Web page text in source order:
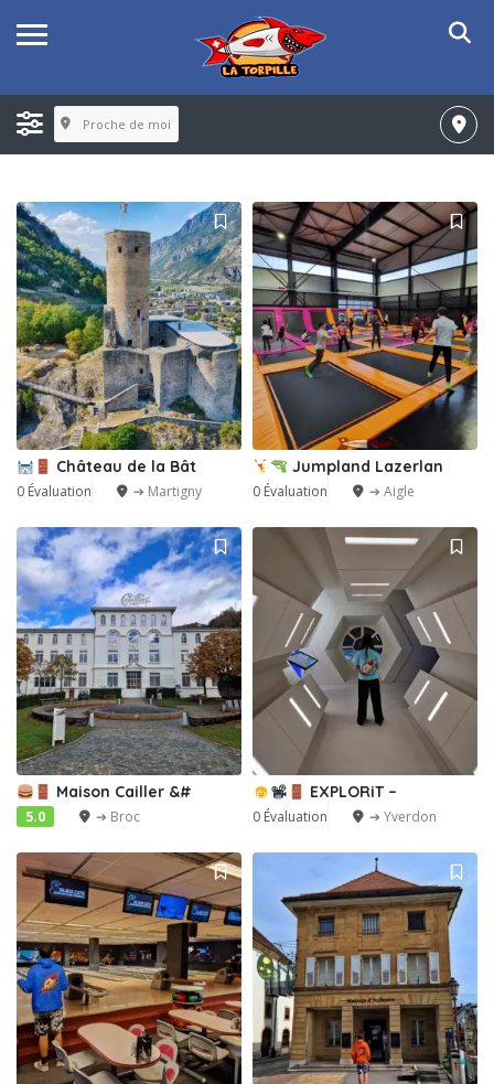
Proche de moi
Château de la Bât
0 Évaluation ➔ Martigny
Jumpland Lazerlan
0 Évaluation ➔ Aigle
Maison Cailler &#
5.0 ➔ Broc
EXPLORiT –
0 Évaluation ➔ Yverdon